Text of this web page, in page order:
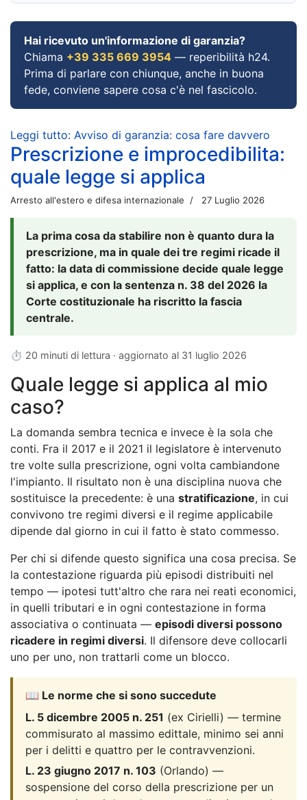
Hai ricevuto un'informazione di garanzia?
Chiama +39 335 669 3954 — reperibilità h24.
Prima di parlare con chiunque, anche in buona
fede, conviene sapere cosa c'è nel fascicolo.
Leggi tutto: Avviso di garanzia: cosa fare davvero
Prescrizione e improcedibilita:
quale legge si applica
Arresto all'estero e difesa internazionale 27 Luglio 2026
La prima cosa da stabilire non è quanto dura la
prescrizione, ma in quale dei tre regimi ricade il
fatto: la data di commissione decide quale legge
si applica, e con la sentenza n. 38 del 2026 la
Corte costituzionale ha riscritto la fascia
centrale.
⏱ 20 minuti di lettura · aggiornato al 31 luglio 2026
Quale legge si applica al mio
caso?
La domanda sembra tecnica e invece è la sola che
conti. Fra il 2017 e il 2021 il legislatore è intervenuto
tre volte sulla prescrizione, ogni volta cambiandone
l'impianto. Il risultato non è una disciplina nuova che
sostituisce la precedente: è una stratificazione, in cui
convivono tre regimi diversi e il regime applicabile
dipende dal giorno in cui il fatto è stato commesso.
Per chi si difende questo significa una cosa precisa. Se
la contestazione riguarda più episodi distribuiti nel
tempo — ipotesi tutt'altro che rara nei reati economici,
in quelli tributari e in ogni contestazione in forma
associativa o continuata — episodi diversi possono
ricadere in regimi diversi. Il difensore deve collocarli
uno per uno, non trattarli come un blocco.
📖 Le norme che si sono succedute
L. 5 dicembre 2005 n. 251 (ex Cirielli) — termine
commisurato al massimo edittale, minimo sei anni
per i delitti e quattro per le contravvenzioni.
L. 23 giugno 2017 n. 103 (Orlando) —
sospensione del corso della prescrizione per un